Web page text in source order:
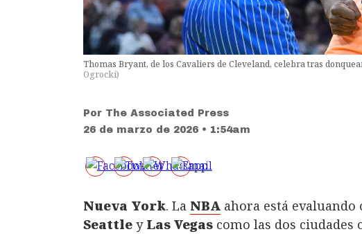
Thomas Bryant, de los Cavaliers de Cleveland, celebra tras
Ogrocki)
Por The Associated Press
26 de marzo de 2026 • 1:54am
Nueva York. La NBA ahora está
Seattle y Las Vegas como las dos ciudades